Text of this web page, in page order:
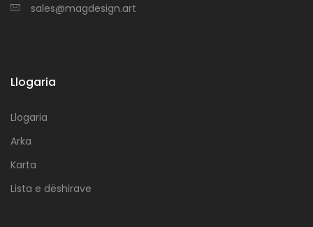
sales@magdesign.art
Llogaria
Llogaria
Arka
Karta
Lista e dëshirave